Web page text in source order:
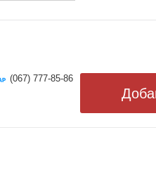
(067) 777-85-86